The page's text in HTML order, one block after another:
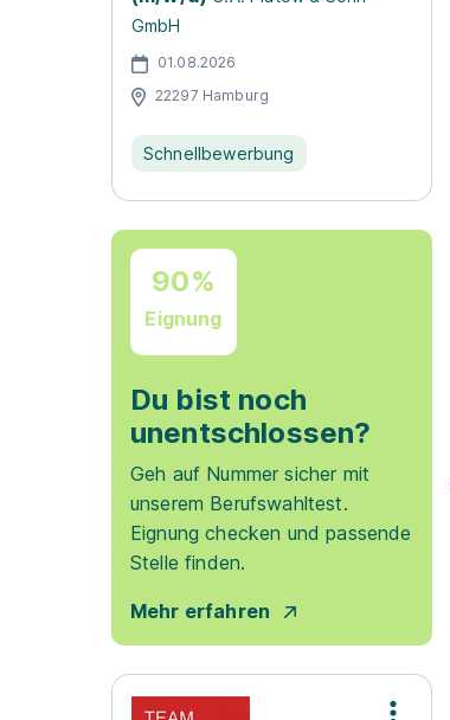
GmbH
01.08.2026
22297 Hamburg
Schnellbewerbung
90%
Eignung
Du bist noch
unentschlossen?
Geh auf Nummer sicher mit
unserem Berufswahltest.
Eignung checken und passende
Stelle finden.
Mehr erfahren